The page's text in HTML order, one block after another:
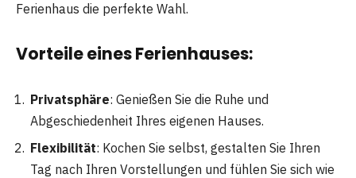
Ferienhaus die perfekte Wahl.
Vorteile eines Ferienhauses:
Privatsphäre: Genießen Sie die Ruhe und
Abgeschiedenheit Ihres eigenen Hauses.
Flexibilität: Kochen Sie selbst, gestalten Sie Ihren
Tag nach Ihren Vorstellungen und fühlen Sie sich wie